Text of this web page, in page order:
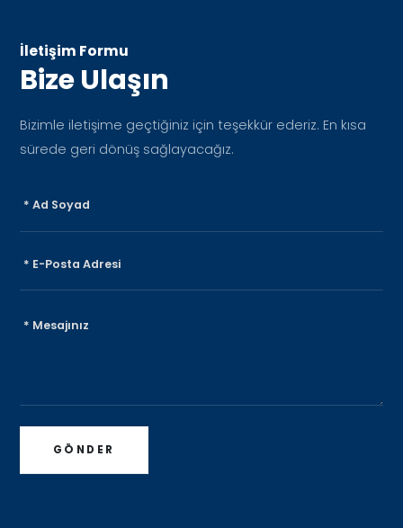
İletişim Formu
Bize Ulaşın
Bizimle iletişime geçtiğiniz için teşekkür ederiz. En kısa
sürede geri dönüş sağlayacağız.